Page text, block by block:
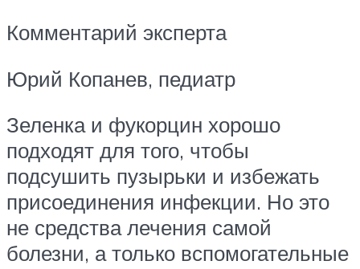
Комментарий эксперта
Юрий Копанев, педиатр
Зеленка и фукорцин хорошо
подходят для того, чтобы
подсушить пузырьки и избежать
присоединения инфекции. Но это
не средства лечения самой
болезни, а только вспомогательные